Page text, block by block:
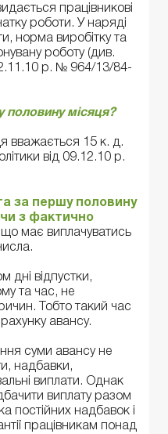
працівникові
роботи. У наряді
норма виробітку та
роботу (див.
р. № 964/13/84-
половину місяця?
вважається 15 к. д.
від 09.12.10 р.
за першу половину
з фактично
має виплачуватись
дні відпустки,
та час, не
Тобто такий час
авансу.
суми авансу не
надбавки,
виплати. Однак
виплату разом
постійних надбавок і
працівникам понад